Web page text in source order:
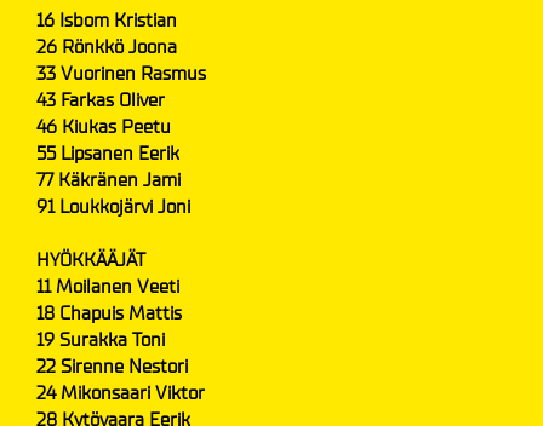
16 Isbom Kristian
26 Rönkkö Joona
33 Vuorinen Rasmus
43 Farkas Oliver
46 Kiukas Peetu
55 Lipsanen Eerik
77 Käkränen Jami
91 Loukkojärvi Joni
HYÖKKÄÄJÄT
11 Moilanen Veeti
18 Chapuis Mattis
19 Surakka Toni
22 Sirenne Nestori
24 Mikonsaari Viktor
28 Kytövaara Eerik